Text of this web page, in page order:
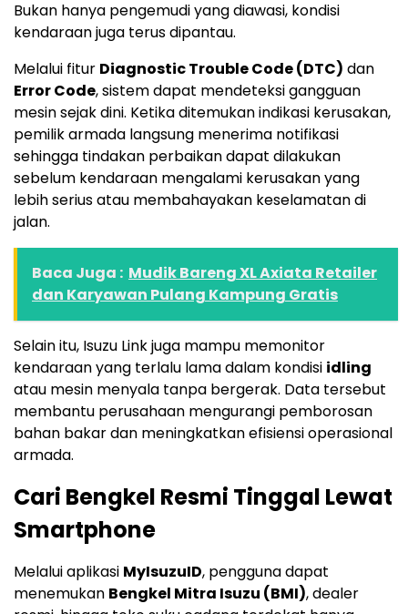
Bukan hanya pengemudi yang diawasi, kondisi
kendaraan juga terus dipantau.
Melalui fitur Diagnostic Trouble Code (DTC) dan
Error Code, sistem dapat mendeteksi gangguan
mesin sejak dini. Ketika ditemukan indikasi kerusakan,
pemilik armada langsung menerima notifikasi
sehingga tindakan perbaikan dapat dilakukan
sebelum kendaraan mengalami kerusakan yang
lebih serius atau membahayakan keselamatan di
jalan.
Baca Juga : Mudik Bareng XL Axiata Retailer
dan Karyawan Pulang Kampung Gratis
Selain itu, Isuzu Link juga mampu memonitor
kendaraan yang terlalu lama dalam kondisi idling
atau mesin menyala tanpa bergerak. Data tersebut
membantu perusahaan mengurangi pemborosan
bahan bakar dan meningkatkan efisiensi operasional
armada.
Cari Bengkel Resmi Tinggal Lewat
Smartphone
Melalui aplikasi MyIsuzuID, pengguna dapat
menemukan Bengkel Mitra Isuzu (BMI), dealer